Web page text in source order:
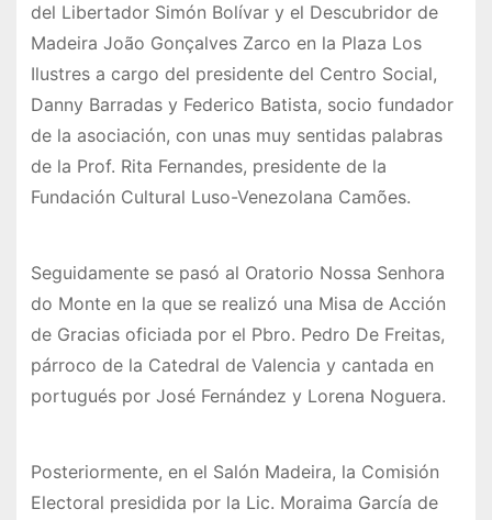
del Libertador Simón Bolívar y el Descubridor de
Madeira João Gonçalves Zarco en la Plaza Los
Ilustres a cargo del presidente del Centro Social,
Danny Barradas y Federico Batista, socio fundador
de la asociación, con unas muy sentidas palabras
de la Prof. Rita Fernandes, presidente de la
Fundación Cultural Luso-Venezolana Camões.
Seguidamente se pasó al Oratorio Nossa Senhora
do Monte en la que se realizó una Misa de Acción
de Gracias oficiada por el Pbro. Pedro De Freitas,
párroco de la Catedral de Valencia y cantada en
portugués por José Fernández y Lorena Noguera.
Posteriormente, en el Salón Madeira, la Comisión
Electoral presidida por la Lic. Moraima García de